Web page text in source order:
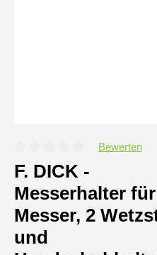
Durchschnittliche Bewertung
Bewerten
F. DICK -
Messerhalter
Messer, 2
und